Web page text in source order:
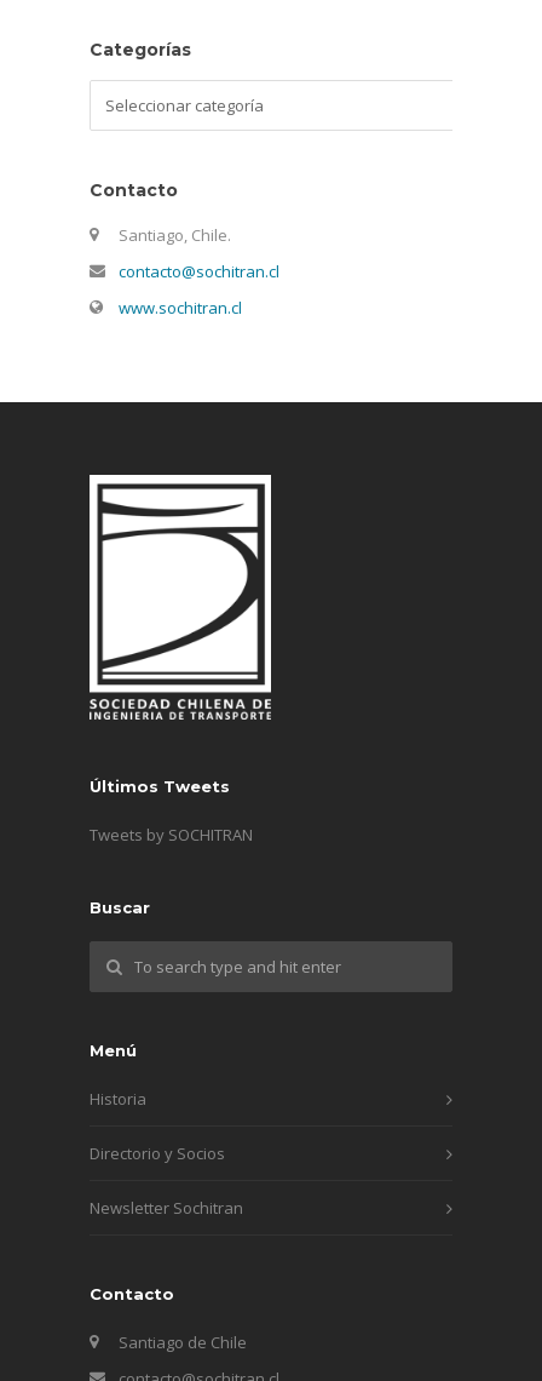
Categorías
Contacto
Santiago, Chile.
contacto@sochitran.cl
www.sochitran.cl
Últimos Tweets
Tweets by SOCHITRAN
Buscar
Menú
Historia
Directorio y Socios
Newsletter Sochitran
Contacto
Santiago de Chile